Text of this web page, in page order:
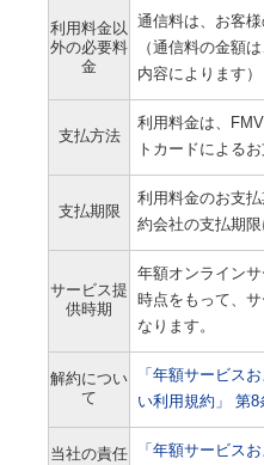
利用料金以
外の必要料
金
通信料は、お客様
（通信料の金額
内容によります）
支払方法
利用料金は、
トカードによる
支払期限
利用料金のお支
約会社の支払期限
サービス提
供時期
年額オンライン
時点をもって、
なります。
解約につい
て
「年額サービス
い利用規約」 第8
当社の責任
「年額サービス